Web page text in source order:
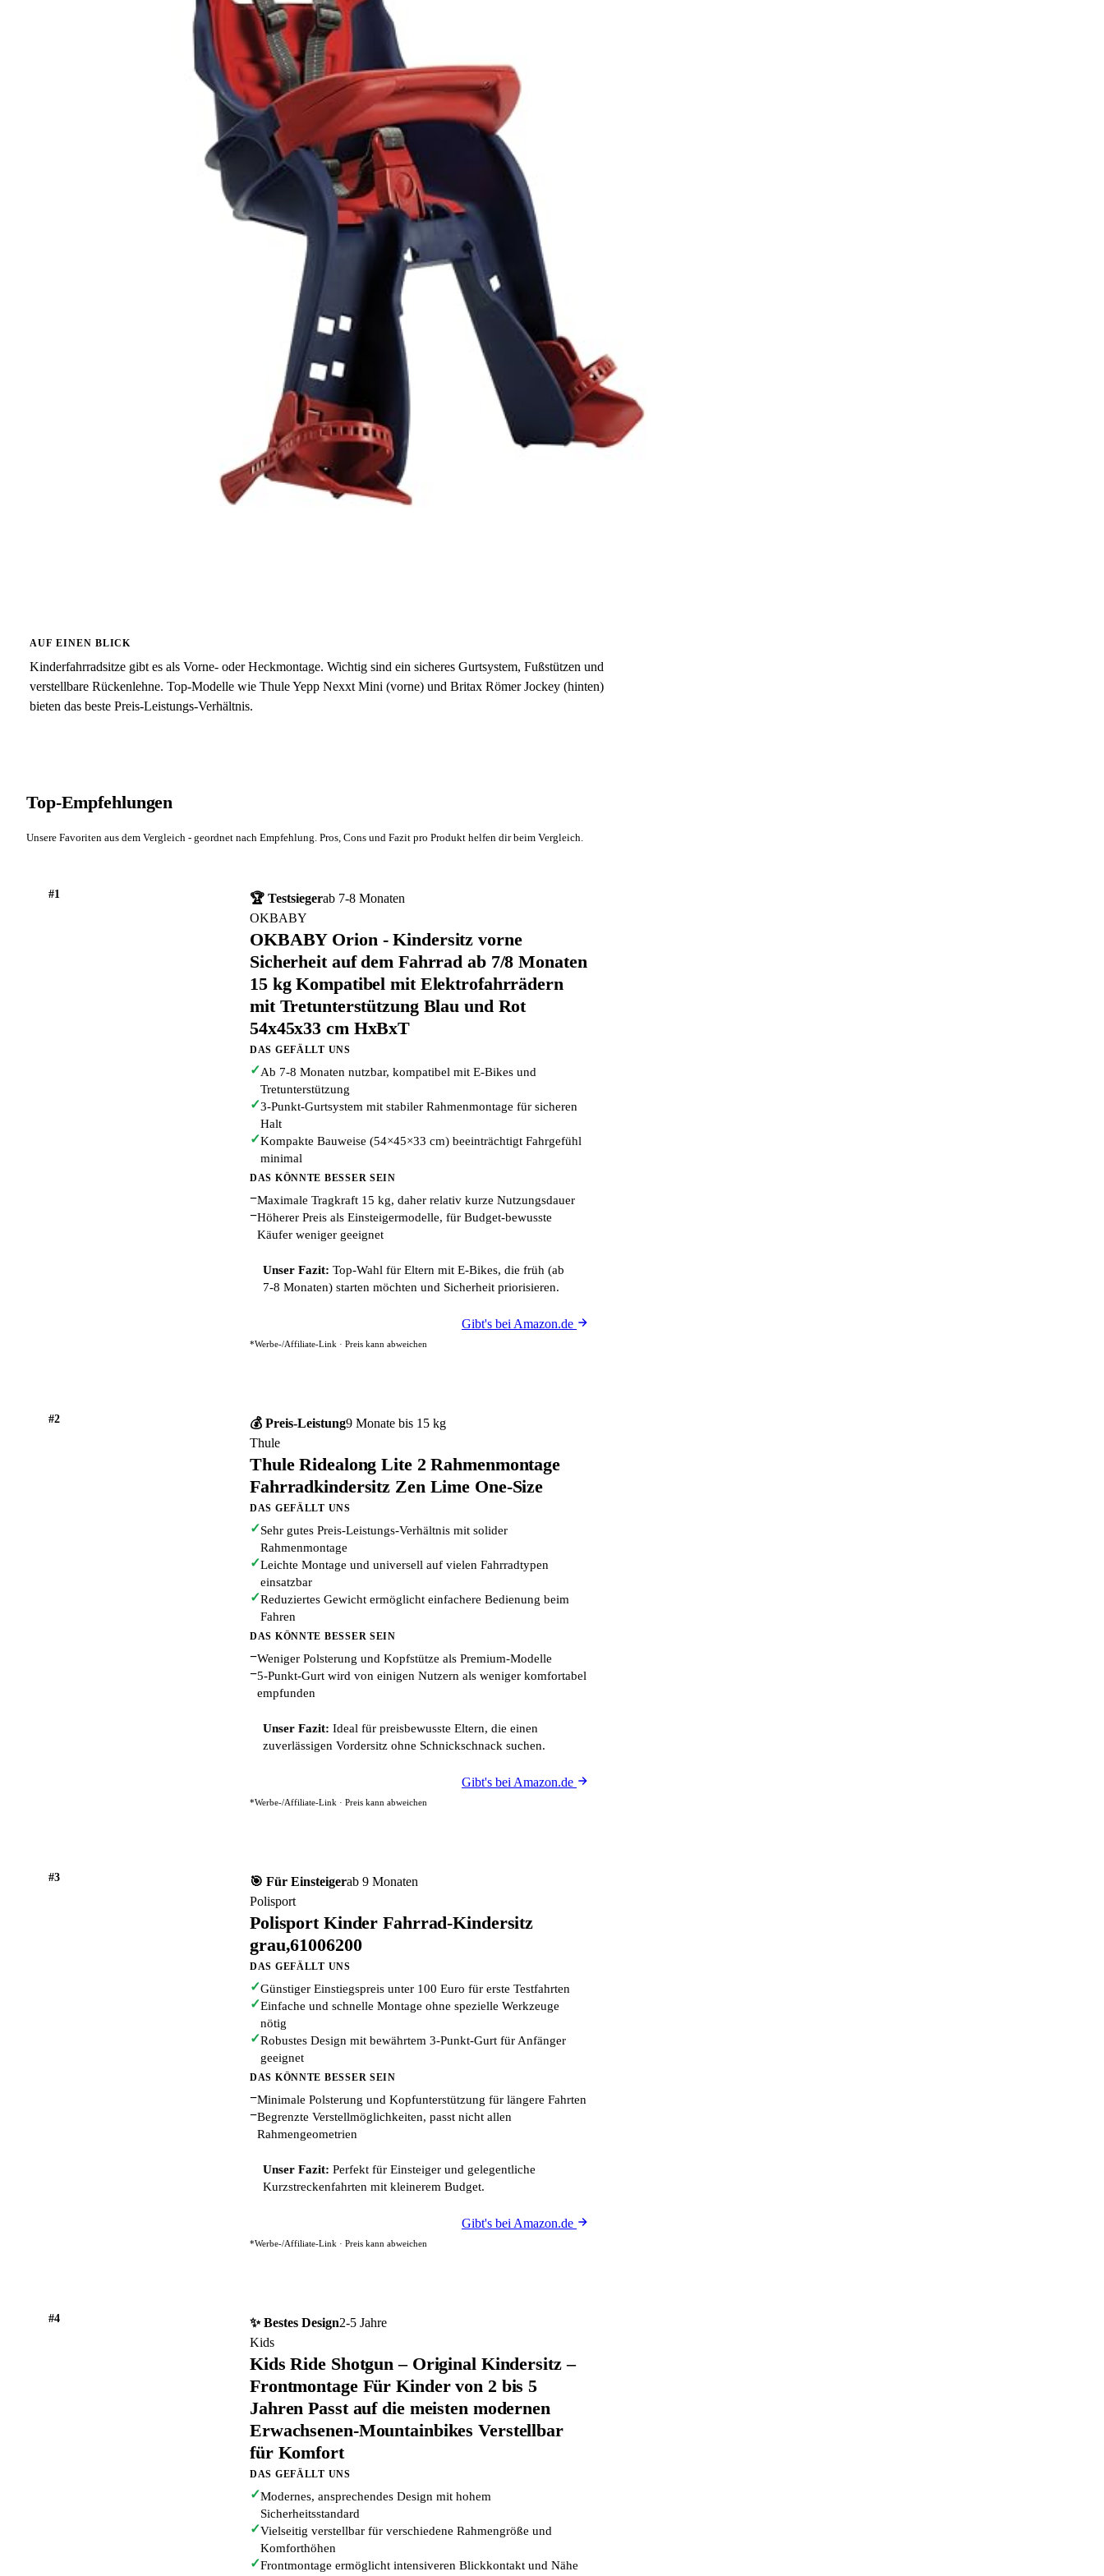
AUF EINEN BLICK
Kinderfahrradsitze gibt es als Vorne- oder Heckmontage. Wichtig sind ein sicheres Gurtsystem, Fußstützen und
verstellbare Rückenlehne. Top-Modelle wie Thule Yepp Nexxt Mini (vorne) und Britax Römer Jockey (hinten)
bieten das beste Preis-Leistungs-Verhältnis.
Top-Empfehlungen
Unsere Favoriten aus dem Vergleich - geordnet nach Empfehlung. Pros, Cons und Fazit pro Produkt helfen dir beim Vergleich.
#1 🏆 Testsiegerab 7-8 Monaten
OKBABY
OKBABY Orion - Kindersitz vorne
Sicherheit auf dem Fahrrad ab 7/8 Monaten
15 kg Kompatibel mit Elektrofahrrädern
mit Tretunterstützung Blau und Rot
54x45x33 cm HxBxT
DAS GEFÄLLT UNS
✓Ab 7-8 Monaten nutzbar, kompatibel mit E-Bikes und
Tretunterstützung
✓3-Punkt-Gurtsystem mit stabiler Rahmenmontage für sicheren
Halt
✓Kompakte Bauweise (54×45×33 cm) beeinträchtigt Fahrgefühl
minimal
DAS KÖNNTE BESSER SEIN
−Maximale Tragkraft 15 kg, daher relativ kurze Nutzungsdauer
−Höherer Preis als Einsteigermodelle, für Budget-bewusste
Käufer weniger geeignet
Unser Fazit: Top-Wahl für Eltern mit E-Bikes, die früh (ab
7-8 Monaten) starten möchten und Sicherheit priorisieren.
Gibt's bei Amazon.de
*Werbe-/Affiliate-Link · Preis kann abweichen
#2 💰 Preis-Leistung9 Monate bis 15 kg
Thule
Thule Ridealong Lite 2 Rahmenmontage
Fahrradkindersitz Zen Lime One-Size
DAS GEFÄLLT UNS
✓Sehr gutes Preis-Leistungs-Verhältnis mit solider
Rahmenmontage
✓Leichte Montage und universell auf vielen Fahrradtypen
einsatzbar
✓Reduziertes Gewicht ermöglicht einfachere Bedienung beim
Fahren
DAS KÖNNTE BESSER SEIN
−Weniger Polsterung und Kopfstütze als Premium-Modelle
−5-Punkt-Gurt wird von einigen Nutzern als weniger komfortabel
empfunden
Unser Fazit: Ideal für preisbewusste Eltern, die einen
zuverlässigen Vordersitz ohne Schnickschnack suchen.
Gibt's bei Amazon.de
*Werbe-/Affiliate-Link · Preis kann abweichen
#3 🎯 Für Einsteigerab 9 Monaten
Polisport
Polisport Kinder Fahrrad-Kindersitz
grau,61006200
DAS GEFÄLLT UNS
✓Günstiger Einstiegspreis unter 100 Euro für erste Testfahrten
✓Einfache und schnelle Montage ohne spezielle Werkzeuge
nötig
✓Robustes Design mit bewährtem 3-Punkt-Gurt für Anfänger
geeignet
DAS KÖNNTE BESSER SEIN
−Minimale Polsterung und Kopfunterstützung für längere Fahrten
−Begrenzte Verstellmöglichkeiten, passt nicht allen
Rahmengeometrien
Unser Fazit: Perfekt für Einsteiger und gelegentliche
Kurzstreckenfahrten mit kleinerem Budget.
Gibt's bei Amazon.de
*Werbe-/Affiliate-Link · Preis kann abweichen
#4 ✨ Bestes Design2-5 Jahre
Kids
Kids Ride Shotgun – Original Kindersitz –
Frontmontage Für Kinder von 2 bis 5
Jahren Passt auf die meisten modernen
Erwachsenen-Mountainbikes Verstellbar
für Komfort
DAS GEFÄLLT UNS
✓Modernes, ansprechendes Design mit hohem
Sicherheitsstandard
✓Vielseitig verstellbar für verschiedene Rahmengröße und
Komforthöhen
✓Frontmontage ermöglicht intensiveren Blickkontakt und Nähe